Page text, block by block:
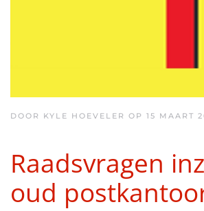
DOOR KYLE HOEVELER OP 15 MAART
Raadsvragen
oud